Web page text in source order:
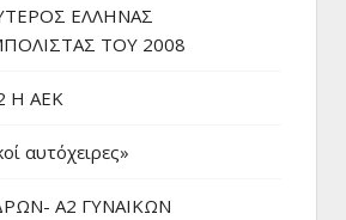
ΕΛΛΗΝΑΣ
ΤΟΥ 2008
Η ΑΕΚ
αυτόχειρες»
Α2 ΓΥΝΑΙΚΩΝ